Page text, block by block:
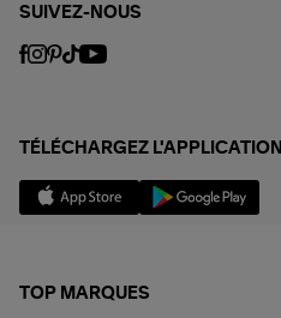
SUIVEZ-NOUS
TÉLÉCHARGEZ L'APPLICATION
TOP MARQUES